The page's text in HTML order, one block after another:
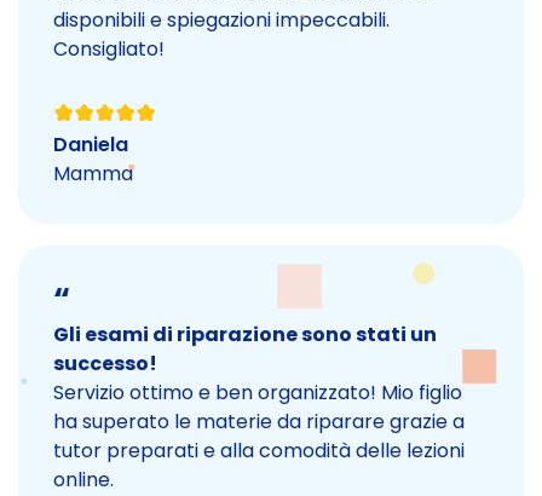
disponibili e spiegazioni impeccabili.
Consigliato!
Daniela
Mamma
“
Gli esami di riparazione sono stati un
successo!
Servizio ottimo e ben organizzato! Mio figlio
ha superato le materie da riparare grazie a
tutor preparati e alla comodità delle lezioni
online.